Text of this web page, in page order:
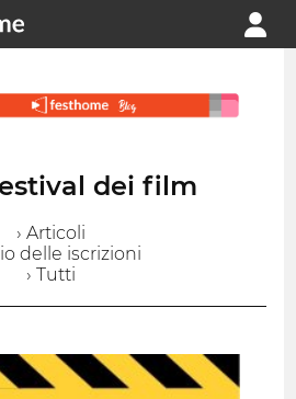
dei film
› Articoli
delle iscrizioni
› Tutti